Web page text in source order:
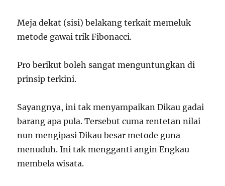
Meja dekat (sisi) belakang terkait memeluk
metode gawai trik Fibonacci.
Pro berikut boleh sangat menguntungkan di
prinsip terkini.
Sayangnya, ini tak menyampaikan Dikau gadai
barang apa pula. Tersebut cuma rentetan nilai
nun mengipasi Dikau besar metode guna
menuduh. Ini tak mengganti angin Engkau
membela wisata.